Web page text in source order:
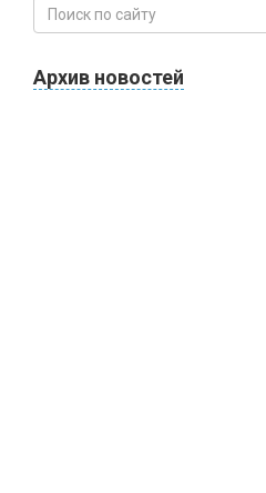
Архив новостей